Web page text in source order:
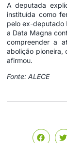
A deputada
instituída como
pelo ex-deputado
a Data Magna
compreender a
abolição pioneira,
afirmou.
Fonte: ALECE